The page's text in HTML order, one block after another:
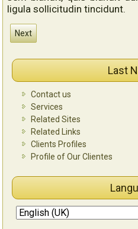
ligula sollicitudin tincidunt.
Next
Last
Contact us
Services
Related Sites
Related Links
Clients Profiles
Profile of Our Clientes